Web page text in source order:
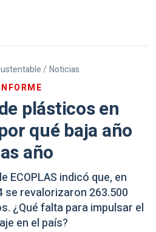
/ Noticias
plásticos en
qué baja año
año
ECOPLAS indicó que, en
se revalorizaron 263.500
¿Qué falta para impulsar el
en el país?